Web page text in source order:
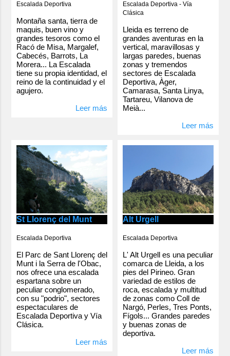
Escalada Deportiva
Montaña santa, tierra de
maquis, buen vino y
grandes tesoros como el
Racó de Misa, Margalef,
Cabecés, Barrots, La
Morera... La Escalada
tiene su propia identidad, el
reino de la continuidad y el
agujero.
Leer más
Escalada Deportiva - Vía
Clásica
Lleida es terreno de
grandes aventuras en la
vertical, maravillosas y
largas paredes, buenas
zonas y tremendos
sectores de Escalada
Deportiva, Àger,
Camarasa, Santa Linya,
Tartareu, Vilanova de
Meià...
Leer más
St Llorenç del Munt
Escalada Deportiva
El Parc de Sant Llorenç del
Munt i la Serra de l'Obac,
nos ofrece una escalada
espartana sobre un
peculiar conglomerado,
con su "podrio", sectores
espectaculares de
Escalada Deportiva y Vía
Clásica.
Leer más
Alt Urgell
Escalada Deportiva
L' Alt Urgell es una peculiar
comarca de Lleida, a los
pies del Pirineo. Gran
variedad de estilos de
roca, escalada y multitud
de zonas como Coll de
Nargó, Perles, Tres Ponts,
Fígols... Grandes paredes
y buenas zonas de
deportiva.
Leer más